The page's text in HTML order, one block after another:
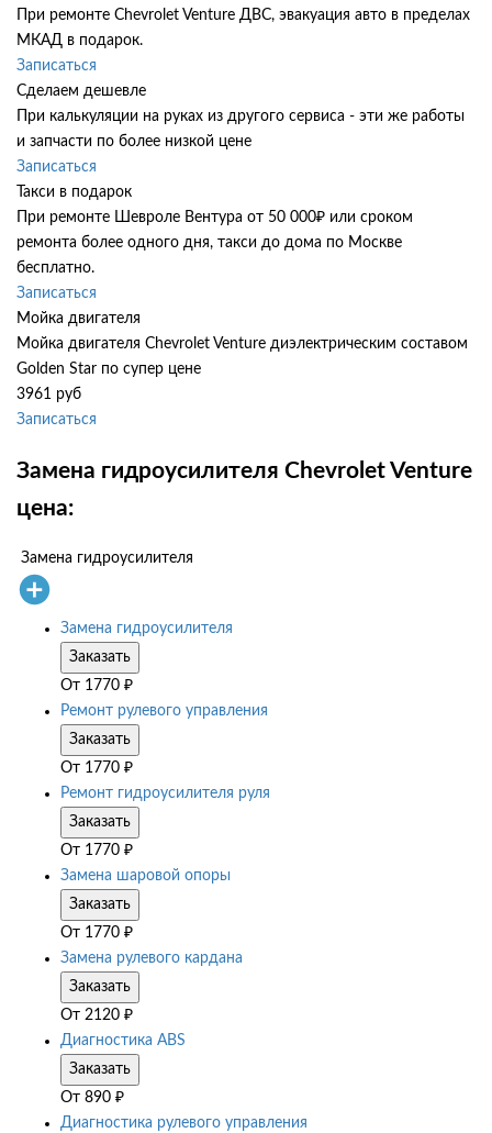
При ремонте Chevrolet Venture ДВС, эвакуация авто в пределах
МКАД в подарок.
Записаться
Сделаем дешевле
При калькуляции на руках из другого сервиса - эти же работы
и запчасти по более низкой цене
Записаться
Такси в подарок
При ремонте Шевроле Вентура от 50 000₽ или сроком
ремонта более одного дня, такси до дома по Москве
бесплатно.
Записаться
Мойка двигателя
Мойка двигателя Chevrolet Venture диэлектрическим составом
Golden Star по супер цене
3961 руб
Записаться
Замена гидроусилителя Chevrolet Venture
цена:
Замена гидроусилителя
Замена гидроусилителя
Заказать
От 1770 ₽
Ремонт рулевого управления
Заказать
От 1770 ₽
Ремонт гидроусилителя руля
Заказать
От 1770 ₽
Замена шаровой опоры
Заказать
От 1770 ₽
Замена рулевого кардана
Заказать
От 2120 ₽
Диагностика ABS
Заказать
От 890 ₽
Диагностика рулевого управления